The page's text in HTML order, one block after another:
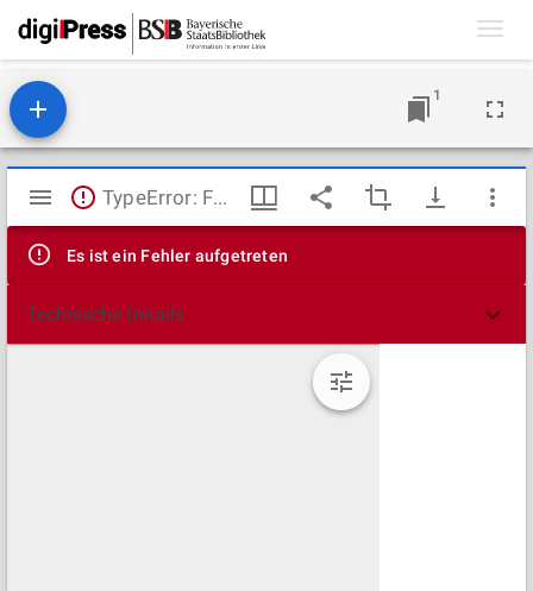
1
Mirador
Viewer
TypeError: Failed to fetch
Es ist ein Fehler aufgetreten
Technische Details